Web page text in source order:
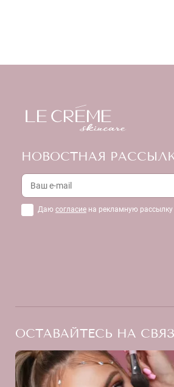
НОВОСТНАЯ
Даю согласие на рекламную рассылку
ОСТАВАЙТЕСЬ НА